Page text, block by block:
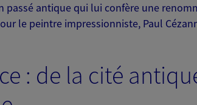
à 18:00
NOTRE SITE WEB
passé antique qui lui confère une
le peintre impressionniste, Paul
: de la cité